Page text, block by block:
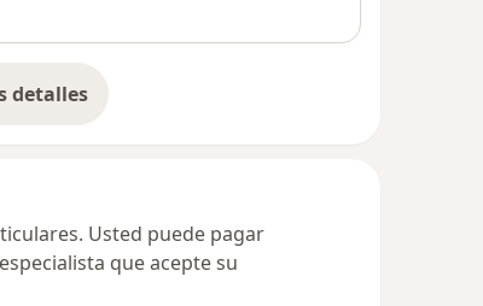
detalles
la dirección
Usted puede pagar
que acepte su